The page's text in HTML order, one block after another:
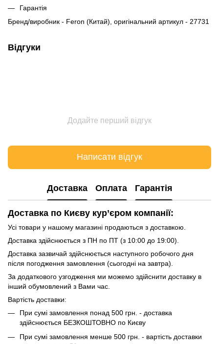
Гарантія
Бренд/виробник - Feron (Китай), оригінальний артикул - 27731
Відгуки
Додайте перший відгук
Написати відгук
Доставка Оплата Гарантія
Доставка по Києву кур’єром компанії:
Усі товари у нашому магазині продаються з доставкою.
Доставка здійснюється з ПН по ПТ (з 10:00 до 19:00).
Доставка зазвичай здійснюється наступного робочого дня
після погодження замовлення (сьогодні на завтра).
За додаткового узгодження ми можемо здійснити доставку в
інший обумовлений з Вами час.
Вартість доставки:
При сумі замовлення понад 500 грн. - доставка
здійснюється БЕЗКОШТОВНО по Києву
При сумі замовлення менше 500 грн. - вартість доставки